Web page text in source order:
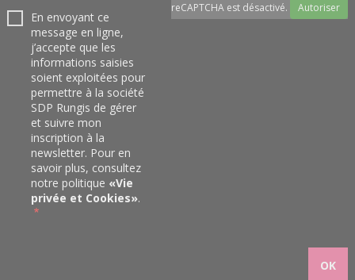
En envoyant ce
message en ligne,
j’accepte que les
informations saisies
soient exploitées pour
permettre à la société
SDP Rungis de gérer
et suivre mon
inscription à la
newsletter. Pour en
savoir plus, consultez
notre politique «Vie
privée et Cookies».
reCAPTCHA est désactivé. Autoriser